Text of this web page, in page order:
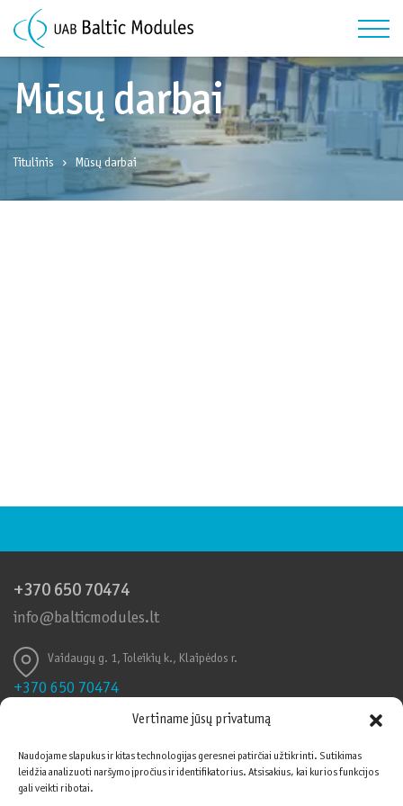
Vertiname jūsų privatumą
Naudojame slapukus ir kitas technologijas geresnei patirčiai užtikrinti. Sutikimas
leidžia analizuoti naršymo įpročius ir identifikatorius. Atsisakius, kai kurios funkcijos
gali veikti ribotai.
Mūsų darbai
Titulinis Mūsų darbai
+370 650 70474
info@balticmodules.lt
Vaidaugų g. 1, Toleikių k., Klaipėdos r.
+370 650 70474
info@balticmodules.lt
Vadybos sistemos
Informuojame, kad šioje svetainėje naudojami
slapukai (angl. cookies). Sutikdami, paspauskite